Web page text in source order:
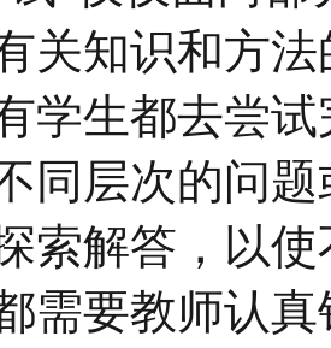
关知识和方
学生都去尝
同层次的问
索解答，以
需要教师认